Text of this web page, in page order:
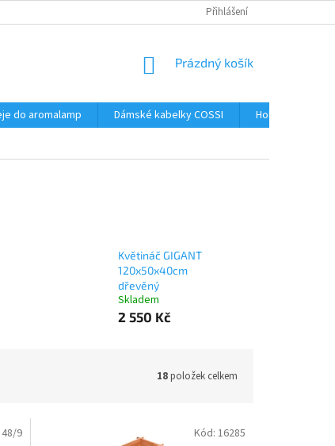
Přihlášení
NÁKUPNÍ
Prázdný košík
do aromalamp Dámské kabelky COSSI Hobby
Květináč GIGANT
120x50x40cm
dřevěný
Skladem
2 550 Kč
18položek celkem
48/9 Kód: 16285